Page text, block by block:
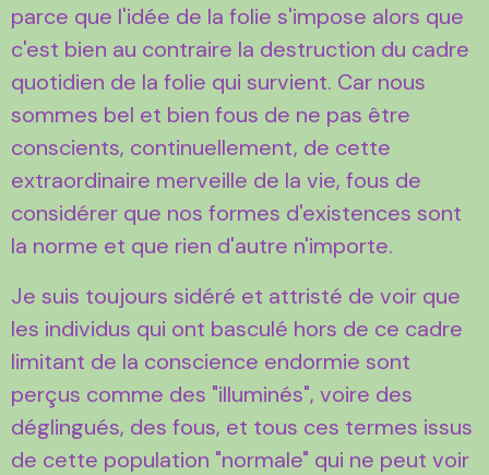
parce que l'idée de la folie s'impose alors que
c'est bien au contraire la destruction du cadre
quotidien de la folie qui survient. Car nous
sommes bel et bien fous de ne pas être
conscients, continuellement, de cette
extraordinaire merveille de la vie, fous de
considérer que nos formes d'existences sont
la norme et que rien d'autre n'importe.
Je suis toujours sidéré et attristé de voir que
les individus qui ont basculé hors de ce cadre
limitant de la conscience endormie sont
perçus comme des "illuminés", voire des
déglingués, des fous, et tous ces termes issus
de cette population "normale" qui ne peut voir